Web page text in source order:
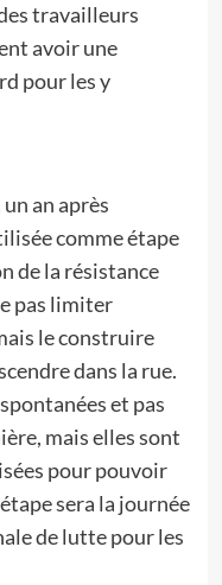
travailleurs
avoir une
pour les y
an après
comme étape
de la résistance
pas limiter
le construire
dans la rue.
et pas
mais elles sont
pour pouvoir
sera la journée
de lutte pour les